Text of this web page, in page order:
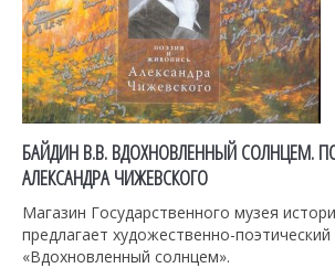
БАЙДИН В.В. ВДОХНОВЛЕННЫЙ СОЛНЦЕМ.
АЛЕКСАНДРА ЧИЖЕВСКОГО
Магазин Государственного музея
предлагает художественно-
«Вдохновленный солнцем».